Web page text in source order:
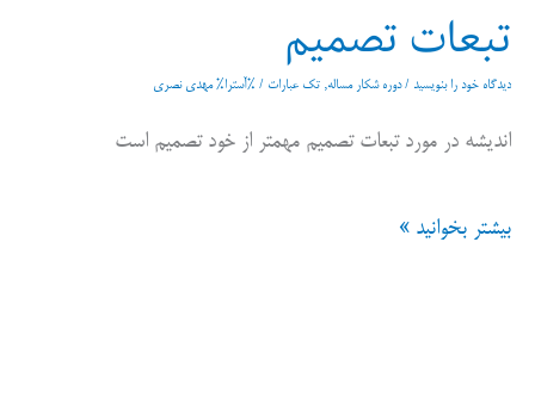
تبعات تصمیم
دیدگاه‌ خود را بنویسید /دوره شکار مساله, تک عبارات / %آسترا% مهدی نصری
اندیشه در مورد تبعات تصمیم مهمتر از خود تصمیم است
تبعات
بیشتر بخوانید »